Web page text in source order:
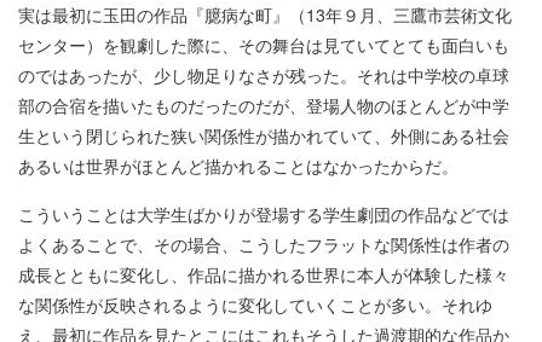
実は最初に玉田の作品『臆病な町』（13年９月、三鷹市芸術文化
センター）を観劇した際に、その舞台は見ていてとても面白いも
のではあったが、少し物足りなさが残った。それは中学校の卓球
部の合宿を描いたものだったのだが、登場人物のほとんどが中学
生という閉じられた狭い関係性が描かれていて、外側にある社会
あるいは世界がほとんど描かれることはなかったからだ。
こういうことは大学生ばかりが登場する学生劇団の作品などでは
よくあることで、その場合、こうしたフラットな関係性は作者の
成長とともに変化し、作品に描かれる世界に本人が体験した様々
な関係性が反映されるように変化していくことが多い。それゆ
え、最初に作品を見たとこにはこれもそうした過渡期的な作品か